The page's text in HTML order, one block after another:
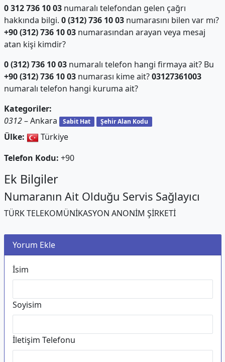
0 312 736 10 03numaralı telefondan gelen çağrı
hakkında bilgi. 0 (312) 736 10 03numarasını bilen var mı?
+90 (312) 736 10 03numarasından arayan veya mesaj
atan kişi kimdir?
0 (312) 736 10 03numaralı telefon hangi firmaya ait? Bu
+90 (312) 736 10 03numarası kime ait?03127361003
numaralı telefon hangi kuruma ait?
Kategoriler:
0312– Ankara Sabit Hat Şehir Alan Kodu
Ülke:
Türkiye
Telefon Kodu: +90
Ek Bilgiler
Numaranın Ait Olduğu Servis Sağlayıcı
TÜRK TELEKOMÜNİKASYON ANONİM ŞİRKETİ
Yorum Ekle
İsim
Soyisim
İletişim Telefonu